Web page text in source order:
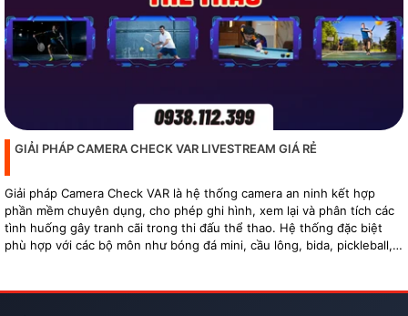
GIẢI PHÁP CAMERA CHECK VAR LIVESTREAM GIÁ RẺ
Giải pháp Camera Check VAR là hệ thống camera an ninh kết hợp
phần mềm chuyên dụng, cho phép ghi hình, xem lại và phân tích các
tình huống gây tranh cãi trong thi đấu thể thao. Hệ thống đặc biệt
phù hợp với các bộ môn như bóng đá mini, cầu lông, bida, pickleball,